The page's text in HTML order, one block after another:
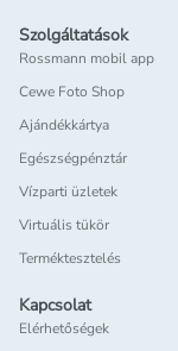
Szolgáltatások
Rossmann mobil app
Cewe Foto Shop
Ajándékkártya
Egészségpénztár
Vízparti üzletek
Virtuális tükör
Terméktesztelés
Kapcsolat
Elérhetőségek